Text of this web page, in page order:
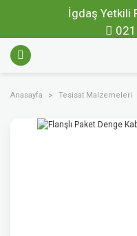
İgdaş Yetkili
Anasayfa Tesisat Malzemeleri